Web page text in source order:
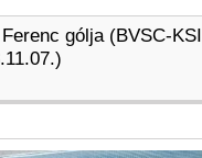
gólja (BVSC-KSI